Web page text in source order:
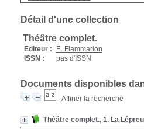
Détail d'une collection
Théâtre complet.
Editeur :
E. Flammarion
ISSN :
pas d'ISSN
Documents disponibles
Affiner la recherche
Théâtre complet., 1. La